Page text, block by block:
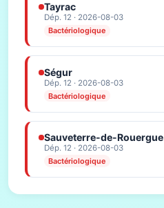
Tayrac
Dép. 12 · 2026-08-03
Bactériologique
Ségur
Dép. 12 · 2026-08-03
Bactériologique
Sauveterre-de-Rouergue
Dép. 12 · 2026-08-03
Bactériologique